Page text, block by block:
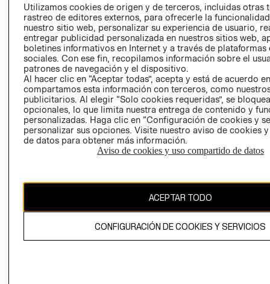
AVISO DE
PRIVACIDAD
GIFT CARD
AVISO DE
COOKIES
Uruguay ($U)
El contenido de esta página web está protegido por copyright y es
propiedad de H&M Hennes & Mauritz AB.
Utilizamos cookies de origen y de terceros, incluidas otras
rastreo de editores externos, para ofrecerle la
nuestro sitio web, personalizar su experiencia de usuario,
entregar publicidad personalizada en nuestros sitios web,
boletines informativos en Internet y a través de plataformas
sociales. Con ese fin, recopilamos información sobre el
patrones de navegación y el dispositivo.
Al hacer clic en “Aceptar todas”, acepta y está de acuerdo
compartamos esta información con terceros, como
publicitarios. Al elegir “Solo cookies requeridas”, se
opcionales, lo que limita nuestra entrega de contenido y
personalizadas. Haga clic en “Configuración de cookies y
personalizar sus opciones. Visite nuestro aviso de cookies
de datos para obtener más información.
Aviso de cookies y uso compartido de datos
ACEPTAR TODO
CONFIGURACIÓN DE COOKIES Y SERVICIOS